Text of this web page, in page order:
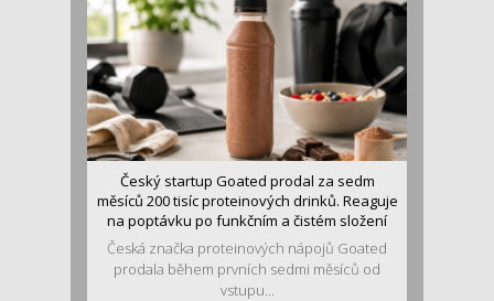
Český startup Goated prodal za sedm
měsíců 200 tisíc proteinových drinků. Reaguje
na poptávku po funkčním a čistém složení
Česká značka proteinových nápojů Goated
prodala během prvních sedmi měsíců od
vstupu...